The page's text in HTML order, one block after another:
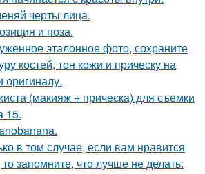
черты лица.
и поза.
эталонное фото, сохраните
костей, тон кожи и прическу на
(макияж + прическа) для съемки
15.
в том случае, если вам нравится
то запомните, что лучше не делать: